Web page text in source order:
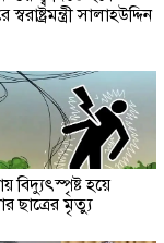
সালাহউদ্দিন
বিদ্যুৎস্পৃষ্ট হয়ে
ছাত্রের মৃত্যু